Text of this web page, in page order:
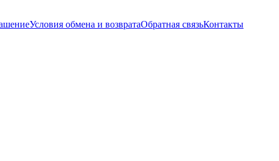
Условия обмена и возвратаОбратная связьКонтакты